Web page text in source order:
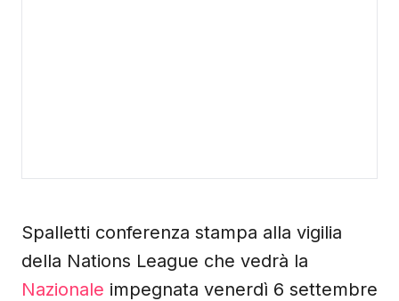
Spalletti conferenza stampa alla vigilia
della Nations League che vedrà la
Nazionale impegnata venerdì 6 settembre